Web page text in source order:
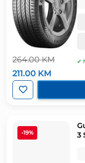
264.00KM
Izvorna
cijena
bila
je:
211.00 KM
cijena
211.00
✔
-19%
3